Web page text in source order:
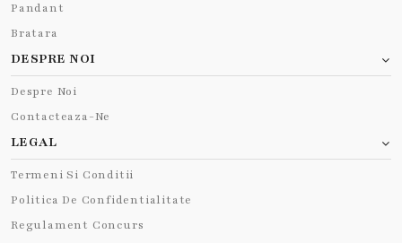
Pandant
Bratara
DESPRE NOI
Despre Noi
Contacteaza-Ne
LEGAL
Termeni Si Conditii
Politica De Confidentialitate
Regulament Concurs